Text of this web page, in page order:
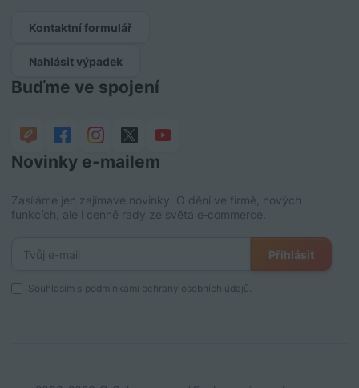
Kontaktní formulář
Nahlásit výpadek
Buďme ve spojení
Novinky e‑mailem
Zasíláme jen zajímavé novinky. O dění ve firmě, nových
funkcích, ale i cenné rady ze světa e‑commerce.
Přihlásit
Souhlasím s podmínkami ochrany osobních údajů.